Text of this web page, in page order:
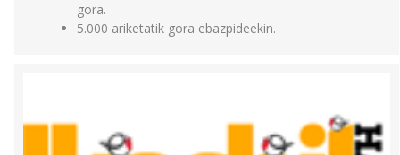
gora.
5.000 ariketatik gora ebazpideekin.